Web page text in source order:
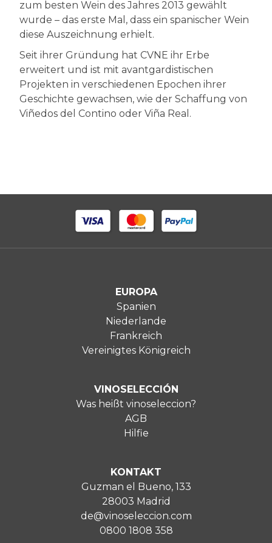
zum besten Wein des Jahres 2013 gewählt
wurde – das erste Mal, dass ein spanischer Wein
diese Auszeichnung erhielt.
Seit ihrer Gründung hat CVNE ihr Erbe
erweitert und ist mit avantgardistischen
Projekten in verschiedenen Epochen ihrer
Geschichte gewachsen, wie der Schaffung von
Viñedos del Contino oder Viña Real.
EUROPA
Spanien
Niederlande
Frankreich
Vereinigtes Königreich
VINOSELECCIÓN
Was heißt vinoseleccion?
AGB
Hilfie
KONTAKT
Guzman el Bueno, 133
28003 Madrid
de@vinoseleccion.com
0800 1808 358